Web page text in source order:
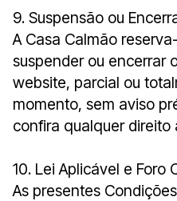
9. Suspensão ou
A Casa Calmão
suspender ou encerrar
website, parcial ou
momento, sem aviso
confira qualquer direito
10. Lei Aplicável e Foro
As presentes